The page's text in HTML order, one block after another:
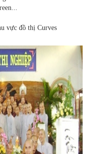
vực đồ thị Curves